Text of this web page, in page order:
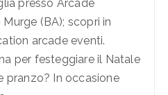
presso Arcade
(BA); scopri in
arcade eventi.
per festeggiare il Natale
pranzo? In occasione